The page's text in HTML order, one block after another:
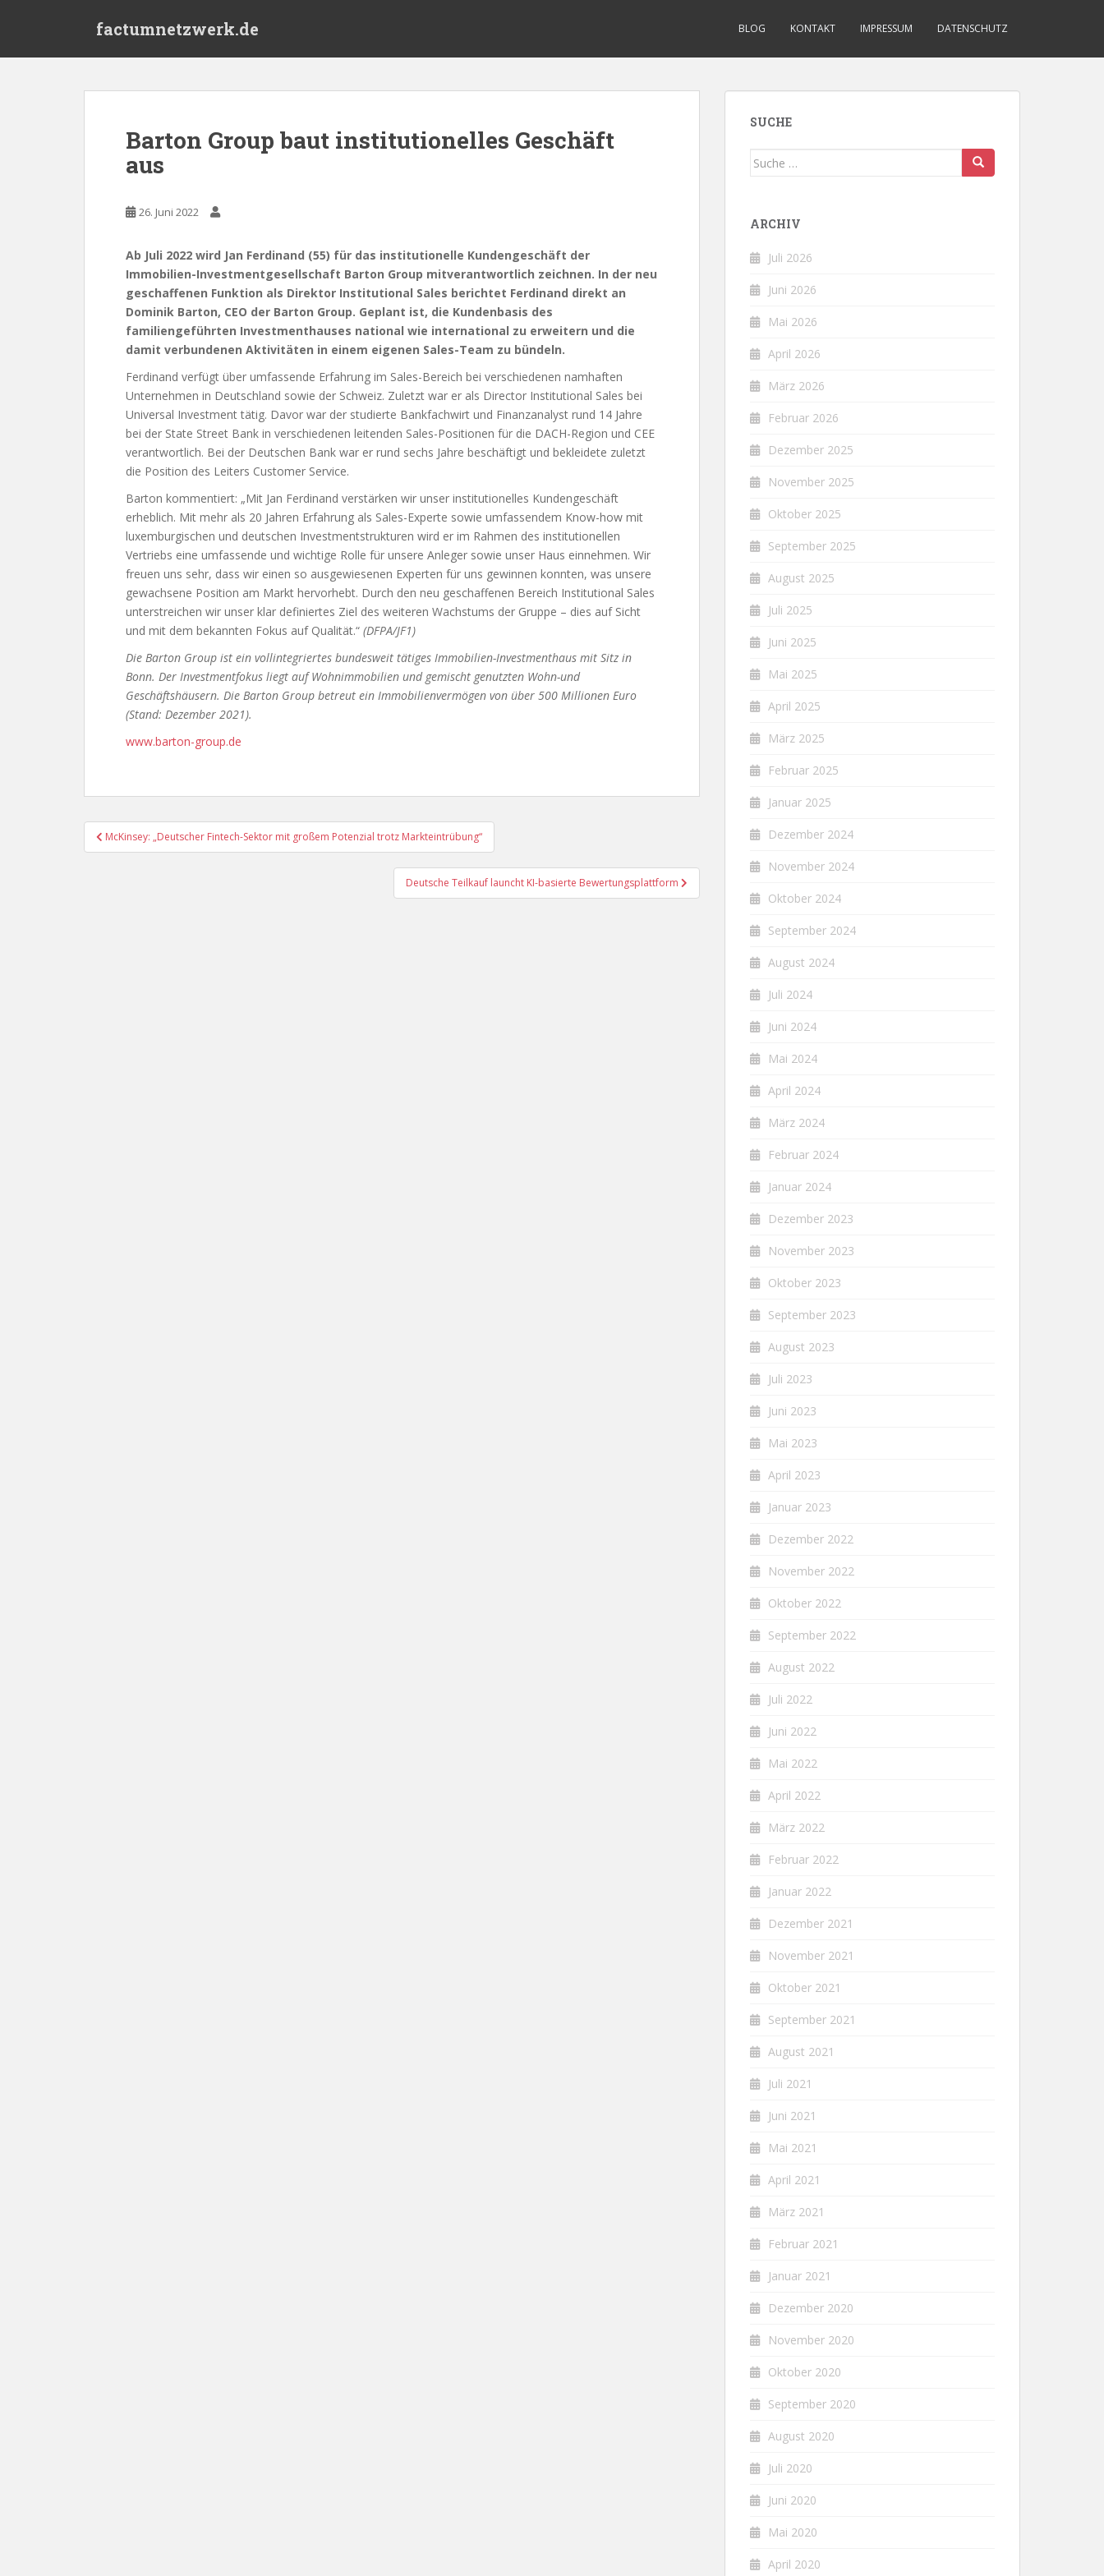
factumnetzwerk.de BLOG KONTAKT IMPRESSUM DATENSCHUTZ
Barton Group baut institutionelles Geschäft
aus
26. Juni 2022
Ab Juli 2022 wird Jan Ferdinand (55) für das institutionelle Kundengeschäft der
Immobilien-Investmentgesellschaft Barton Group mitverantwortlich zeichnen. In der neu
geschaffenen Funktion als Direktor Institutional Sales berichtet Ferdinand direkt an
Dominik Barton, CEO der Barton Group. Geplant ist, die Kundenbasis des
familiengeführten Investmenthauses national wie international zu erweitern und die
damit verbundenen Aktivitäten in einem eigenen Sales-Team zu bündeln.
Ferdinand verfügt über umfassende Erfahrung im Sales-Bereich bei verschiedenen namhaften
Unternehmen in Deutschland sowie der Schweiz. Zuletzt war er als Director Institutional Sales bei
Universal Investment tätig. Davor war der studierte Bankfachwirt und Finanzanalyst rund 14 Jahre
bei der State Street Bank in verschiedenen leitenden Sales-Positionen für die DACH-Region und CEE
verantwortlich. Bei der Deutschen Bank war er rund sechs Jahre beschäftigt und bekleidete zuletzt
die Position des Leiters Customer Service.
Barton kommentiert: „Mit Jan Ferdinand verstärken wir unser institutionelles Kundengeschäft
erheblich. Mit mehr als 20 Jahren Erfahrung als Sales-Experte sowie umfassendem Know-how mit
luxemburgischen und deutschen Investmentstrukturen wird er im Rahmen des institutionellen
Vertriebs eine umfassende und wichtige Rolle für unsere Anleger sowie unser Haus einnehmen. Wir
freuen uns sehr, dass wir einen so ausgewiesenen Experten für uns gewinnen konnten, was unsere
gewachsene Position am Markt hervorhebt. Durch den neu geschaffenen Bereich Institutional Sales
unterstreichen wir unser klar definiertes Ziel des weiteren Wachstums der Gruppe – dies auf Sicht
und mit dem bekannten Fokus auf Qualität.“ (DFPA/JF1)
Die Barton Group ist ein vollintegriertes bundesweit tätiges Immobilien-Investmenthaus mit Sitz in
Bonn. Der Investmentfokus liegt auf Wohnimmobilien und gemischt genutzten Wohn-und
Geschäftshäusern. Die Barton Group betreut ein Immobilienvermögen von über 500 Millionen Euro
(Stand: Dezember 2021).
www.barton-group.de
Beitragsnavigation
McKinsey: „Deutscher Fintech-Sektor mit großem Potenzial trotz Markteintrübung“
Deutsche Teilkauf launcht KI-basierte Bewertungsplattform
SUCHE
Suche
ARCHIV
Juli 2026
Juni 2026
Mai 2026
April 2026
März 2026
Februar 2026
Dezember 2025
November 2025
Oktober 2025
September 2025
August 2025
Juli 2025
Juni 2025
Mai 2025
April 2025
März 2025
Februar 2025
Januar 2025
Dezember 2024
November 2024
Oktober 2024
September 2024
August 2024
Juli 2024
Juni 2024
Mai 2024
April 2024
März 2024
Februar 2024
Januar 2024
Dezember 2023
November 2023
Oktober 2023
September 2023
August 2023
Juli 2023
Juni 2023
Mai 2023
April 2023
Januar 2023
Dezember 2022
November 2022
Oktober 2022
September 2022
August 2022
Juli 2022
Juni 2022
Mai 2022
April 2022
März 2022
Februar 2022
Januar 2022
Dezember 2021
November 2021
Oktober 2021
September 2021
August 2021
Juli 2021
Juni 2021
Mai 2021
April 2021
März 2021
Februar 2021
Januar 2021
Dezember 2020
November 2020
Oktober 2020
September 2020
August 2020
Juli 2020
Juni 2020
Mai 2020
April 2020